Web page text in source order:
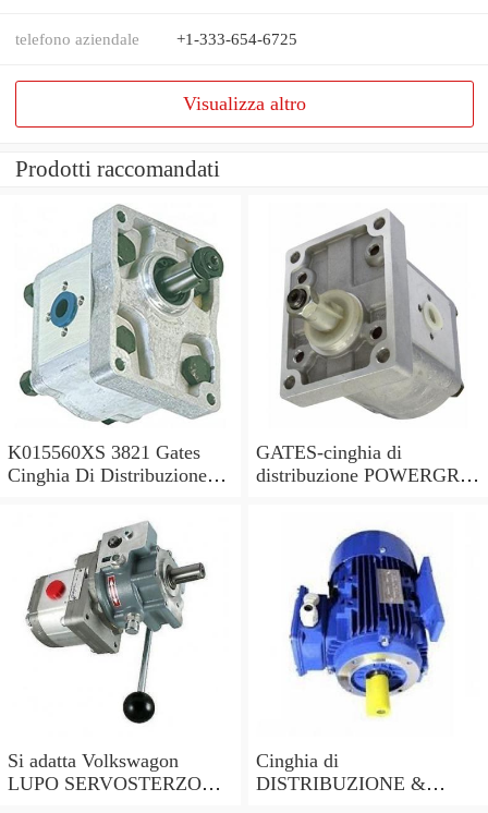
telefono aziendale +1-333-654-6725
Visualizza altro
Prodotti raccomandati
K015560XS 3821 Gates
Cinghia Di Distribuzione
GATES-cinghia di
distribuzione POWERGRIP
Si adatta Volkswagon
LUPO SERVOSTERZO
Cinghia di
DISTRIBUZIONE &